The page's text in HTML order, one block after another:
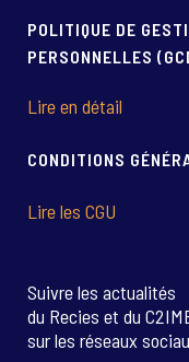
POLITIQUE DE
PERSONNELLES
Lire en détail
CONDITIONS
Lire les CGU
Suivre les actualités
du Recies et du
sur les réseaux